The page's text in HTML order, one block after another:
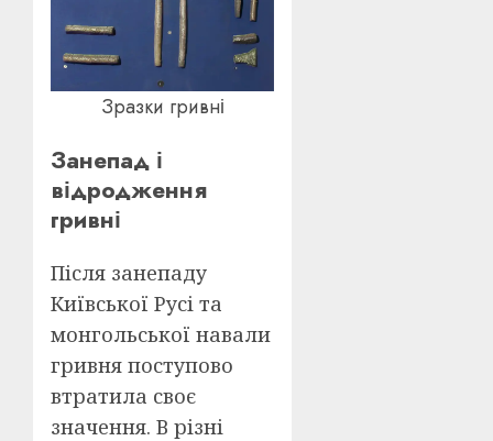
Зразки гривні
Занепад і
відродження
гривні
Після занепаду
Київської Русі та
монгольської навали
гривня поступово
втратила своє
значення. В різні